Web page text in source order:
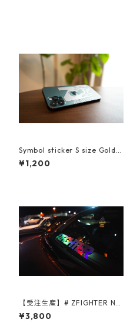
Symbol sticker S size Gold/S
ilver
¥1,200
【受注生産】# ZFIGHTER Ne
o Chrome Front Banner
¥3,800